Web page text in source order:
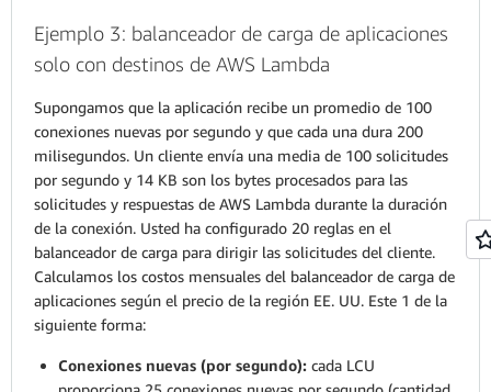
Ejemplo 3: balanceador de carga de aplicaciones
solo con destinos de AWS Lambda
Supongamos que la aplicación recibe un promedio de 100
conexiones nuevas por segundo y que cada una dura 200
milisegundos. Un cliente envía una media de 100 solicitudes
por segundo y 14 KB son los bytes procesados para las
solicitudes y respuestas de AWS Lambda durante la duración
de la conexión. Usted ha configurado 20 reglas en el
balanceador de carga para dirigir las solicitudes del cliente.
Calculamos los costos mensuales del balanceador de carga de
aplicaciones según el precio de la región EE. UU. Este 1 de la
siguiente forma:
Conexiones nuevas (por segundo): cada LCU